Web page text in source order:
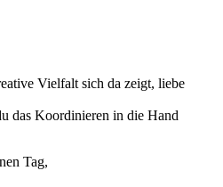
Vielfalt sich da zeigt, liebe
das Koordinieren in die Hand
Tag,